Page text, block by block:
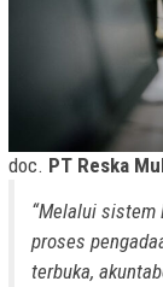
doc. PT Reska
“Melalui sistem
proses
terbuka,